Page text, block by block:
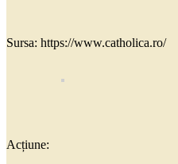
Sursa: https://www.catholica.ro/
Acțiune: